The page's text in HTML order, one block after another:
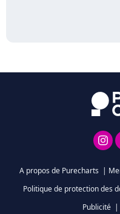
A propos de Purecharts |
Politique de protection des
Publicité |